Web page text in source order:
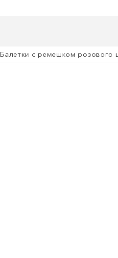
Балетки с ремешком розового